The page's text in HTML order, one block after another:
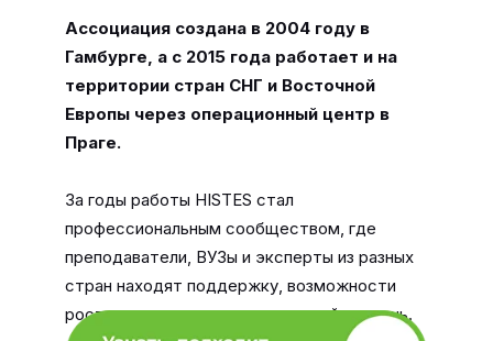
Ассоциация создана в 2004 году в
Гамбурге, а с 2015 года работает и на
территории стран СНГ и Восточной
Европы через операционный центр в
Праге.
За годы работы HISTES стал
профессиональным сообществом, где
преподаватели, ВУЗы и эксперты из разных
стран находят поддержку, возможности
роста и выход на международный уровень.